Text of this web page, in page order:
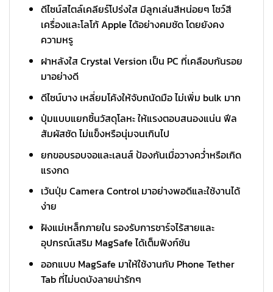
ดีไซน์สไตล์เคลียร์โปร่งใส มีลูกเล่นสีหน่อยๆ โชว์สี
เครื่องและโลโก้ Apple ได้อย่างคมชัด โดยยังคง
ความหรู
ฝาหลังใส Crystal Version เป็น PC ที่เคลือบกันรอย
มาอย่างดี
ดีไซน์บาง เหลี่ยมโค้งให้จับถนัดมือ ไม่เพิ่ม bulk มาก
ปุ่มแบบแยกชิ้นวัสดุโลหะ ให้แรงตอบสนองแน่น ฟีล
สัมผัสชัด ไม่แข็งหรือนุ่มจนเกินไป
ยกขอบรอบจอและเลนส์ ป้องกันเมื่อวางคว่ำหรือเกิด
แรงกด
เว้นปุ่ม Camera Control มาอย่างพอดีและใช้งานได้
ง่าย
ฝังแม่เหล็กภายใน รองรับการชาร์จไร้สายและ
อุปกรณ์เสริม MagSafe ได้เต็มฟังก์ชัน
ออกแบบ MagSafe มาให้ใช้งานกับ Phone Tether
Tab ที่ไม่บดบังลายน่ารักๆ